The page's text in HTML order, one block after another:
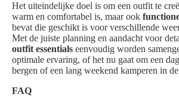
Het uiteindelijke doel is om een outfit te
warm en comfortabel is, maar ook
bevat die geschikt is voor verschillende
Met de juiste planning en aandacht voor
outfit essentials eenvoudig worden
optimale ervaring, of het nu gaat om een
bergen of een lang weekend kamperen in
FAQ